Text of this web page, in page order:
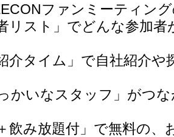
ファンミーティン
リスト」でどんな参加
介タイム」で自社紹介
っかいなスタッフ」がつ
飲み放題付」で無料の、